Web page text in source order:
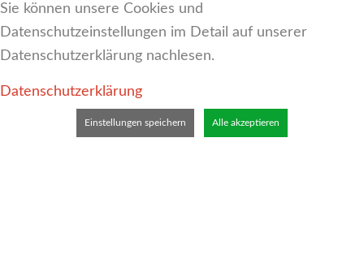
Sie können unsere Cookies und
Datenschutzeinstellungen im Detail auf unserer
Datenschutzerklärung nachlesen.
Datenschutzerklärung
Einstellungen speichern Alle akzeptieren